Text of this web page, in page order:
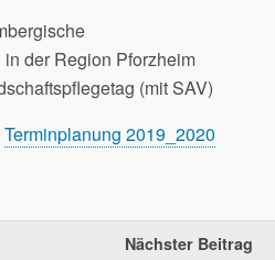
der Region Pforzheim
(mit SAV)
Terminplanung 2019_2020
Nächster Beitrag